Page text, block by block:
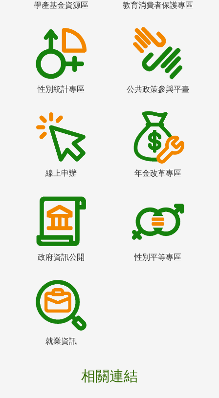
學產基金資源區 教育消費者保護專區
性別統計專區 公共政策參與平臺
線上申辦 年金改革專區
政府資訊公開 性別平等專區
就業資訊
相關連結